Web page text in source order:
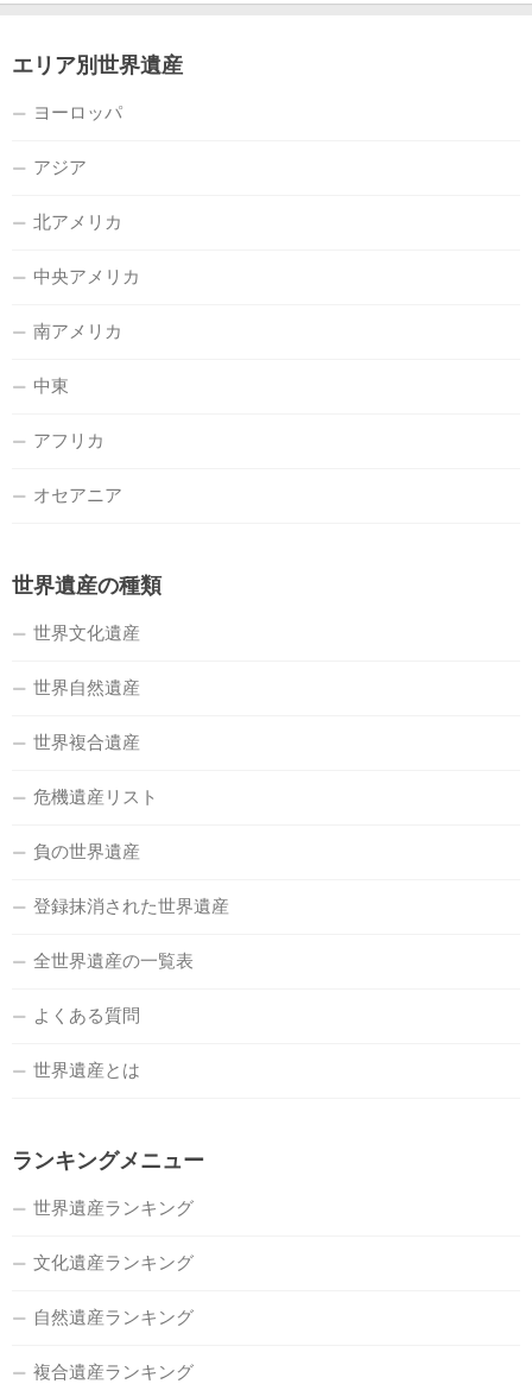
エリア別世界遺産
ヨーロッパ
アジア
北アメリカ
中央アメリカ
南アメリカ
中東
アフリカ
オセアニア
世界遺産の種類
世界文化遺産
世界自然遺産
世界複合遺産
危機遺産リスト
負の世界遺産
登録抹消された世界遺産
全世界遺産の一覧表
よくある質問
世界遺産とは
ランキングメニュー
世界遺産ランキング
文化遺産ランキング
自然遺産ランキング
複合遺産ランキング